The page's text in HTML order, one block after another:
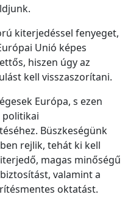
kiterjedéssel fenyeget,
Unió képes
hiszen úgy az
kell visszaszorítani.
Európa, s ezen
politikai
Büszkeségünk
rejlik, tehát ki kell
magas minőségű
valamint a
oktatást.